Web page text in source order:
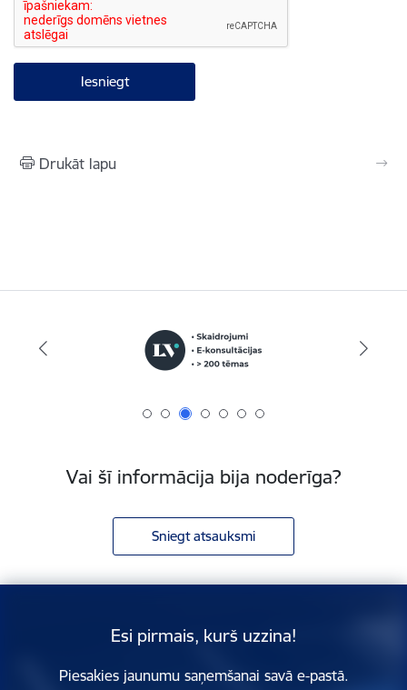
Drukāt lapu
Vai šī informācija bija noderīga?
Sniegt atsauksmi
Esi pirmais, kurš uzzina!
Piesakies jaunumu saņemšanai savā e-pastā.